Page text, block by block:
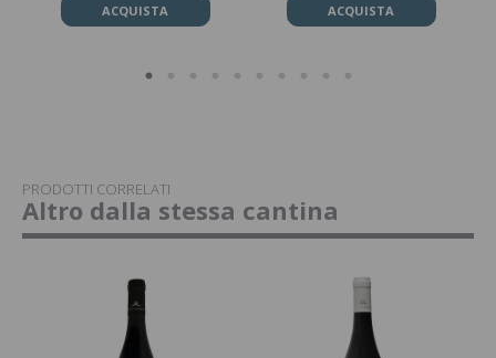
ACQUISTA ACQUISTA
PRODOTTI CORRELATI
Altro dalla stessa cantina